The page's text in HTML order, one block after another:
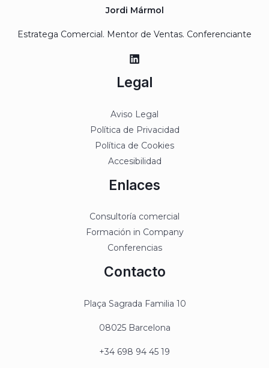
Jordi Mármol
Estratega Comercial. Mentor de Ventas. Conferenciante
Legal
Aviso Legal
Política de Privacidad
Política de Cookies
Accesibilidad
Enlaces
Consultoría comercial
Formación in Company
Conferencias
Contacto
Plaça Sagrada Familia 10
08025 Barcelona
+34 698 94 45 19